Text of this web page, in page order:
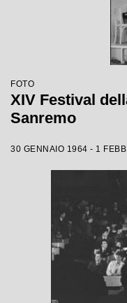
FOTO
XIV Festival
Sanremo
30 GENNAIO 1964 - 1